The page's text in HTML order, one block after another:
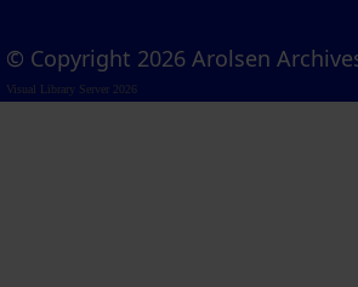
© Copyright 2026 Arolsen
Visual Library Server 2026